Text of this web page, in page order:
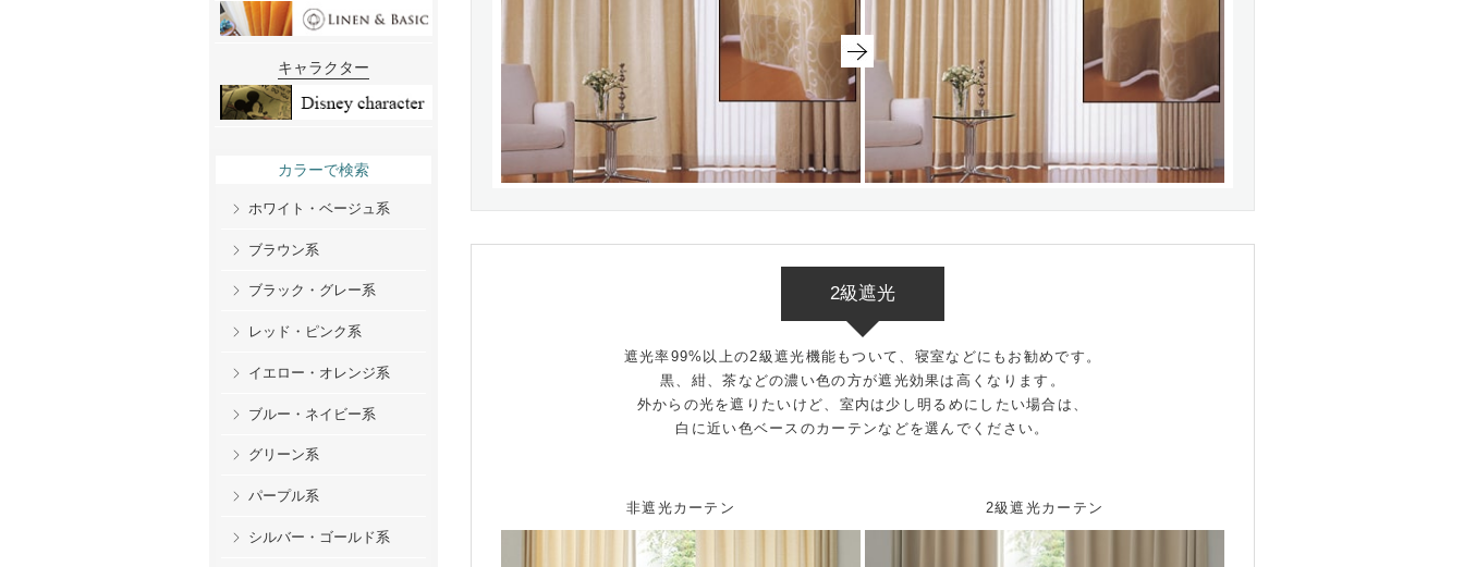
2級遮光
遮光率99%以上の2級遮光機能もついて、寝室などにもお勧めです。
黒、紺、茶などの濃い色の方が遮光効果は高くなります。
外からの光を遮りたいけど、室内は少し明るめにしたい場合は、
白に近い色ベースのカーテンなどを選んでください。
非遮光カーテン 2級遮光カーテン
キャラクター
カラーで検索
ホワイト・ベージュ系
ブラウン系
ブラック・グレー系
レッド・ピンク系
イエロー・オレンジ系
ブルー・ネイビー系
グリーン系
パープル系
シルバー・ゴールド系